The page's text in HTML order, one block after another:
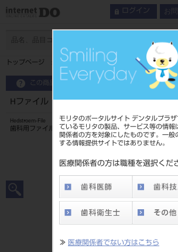
モリタのポータルサイト デンタルプラザ
ているモリタの製品、サービス等の情報
関係者の方を対象にしたものです。一般
する情報提供サイトではありません。
医療関係者の方は職種を選択くだ
≫ 医療関係者でない方はこちら
ログイン お
トップページ Hファイル 25mm 6入 ＃50
この商品に関するお問い合わせ
Hファイル 25mm 6入 ＃50
Hedstroem-File
歯科用ファイル
JAN/EAN
標準価格
覧ください。